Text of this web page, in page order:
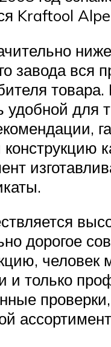
Kraftool
завода вся
товара.
удобной
дорогое
и только